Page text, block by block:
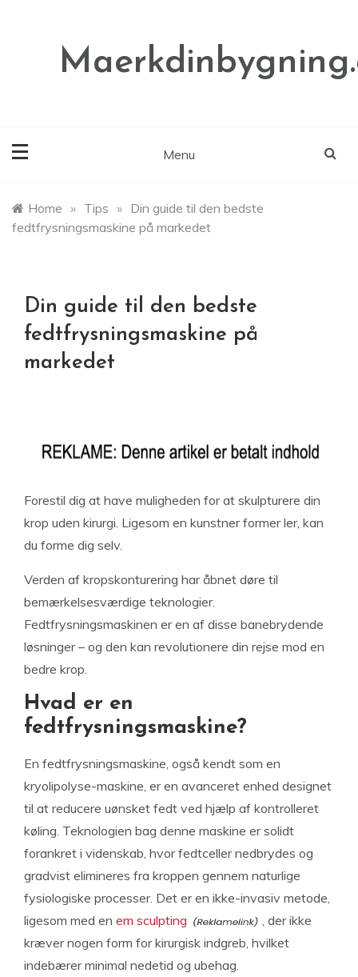
Menu
Home » Tips » Din guide til den bedste
fedtfrysningsmaskine på markedet
Din guide til den bedste
fedtfrysningsmaskine på
markedet
Forestil dig at have muligheden for at skulpturere din
krop uden kirurgi. Ligesom en kunstner former ler, kan
du forme dig selv.
Verden af kropskonturering har åbnet døre til
bemærkelsesværdige teknologier.
Fedtfrysningsmaskinen er en af disse banebrydende
løsninger – og den kan revolutionere din rejse mod en
bedre krop.
Hvad er en
fedtfrysningsmaskine?
En fedtfrysningsmaskine, også kendt som en
kryolipolyse-maskine, er en avanceret enhed designet
til at reducere uønsket fedt ved hjælp af kontrolleret
køling. Teknologien bag denne maskine er solidt
forankret i videnskab, hvor fedtceller nedbrydes og
gradvist elimineres fra kroppen gennem naturlige
fysiologiske processer. Det er en ikke-invasiv metode,
ligesom med en em sculpting
, der ikke
kræver nogen form for kirurgisk indgreb, hvilket
indebærer minimal nedetid og ubehag.